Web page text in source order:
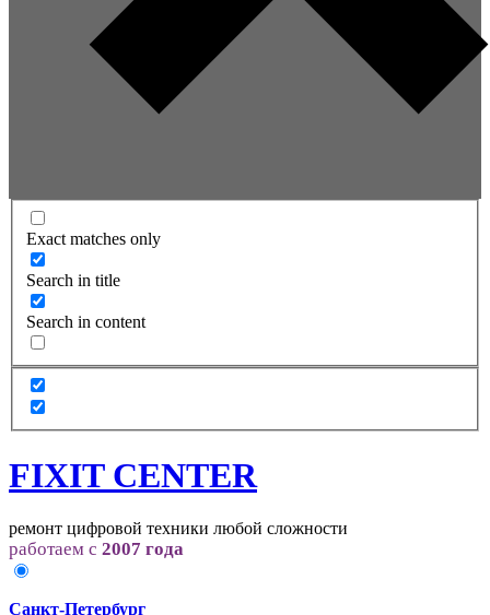
Exact matches only
Search in title
Search in content
FIXIT CENTER
ремонт цифровой техники любой сложности
работаем с 2007 года
Санкт-Петербург